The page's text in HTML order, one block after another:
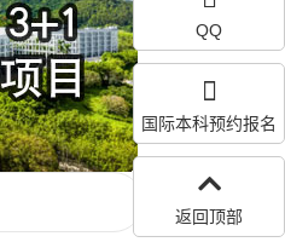
QQ
国际本科预约报名
返回顶部